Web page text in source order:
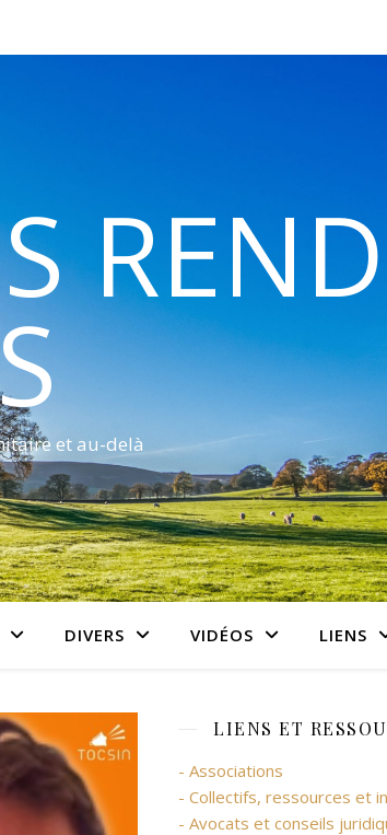
et au-delà
DIVERS VIDÉOS LIENS
LIENS ET
- Associations
- Collectifs, ressources et
- Avocats et conseils